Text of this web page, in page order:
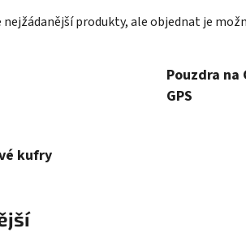
nejžádanější produkty, ale objednat je
Pouzdra na
GPS
kufry